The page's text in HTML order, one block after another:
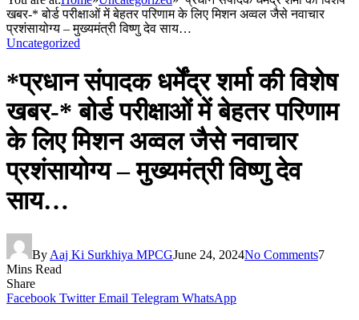
खबर-* बोर्ड परीक्षाओं में बेहतर परिणाम के लिए मिशन अव्वल जैसे नवाचार
प्रशंसायोग्य – मुख्यमंत्री विष्णु देव साय…
Uncategorized
*प्रधान संपादक धर्मेंद्र शर्मा की विशेष
खबर-* बोर्ड परीक्षाओं में बेहतर परिणाम
के लिए मिशन अव्वल जैसे नवाचार
प्रशंसायोग्य – मुख्यमंत्री विष्णु देव
साय…
By Aaj Ki Surkhiya MPCGJune 24, 2024No Comments7
Mins Read
Share
Facebook Twitter Email Telegram WhatsApp